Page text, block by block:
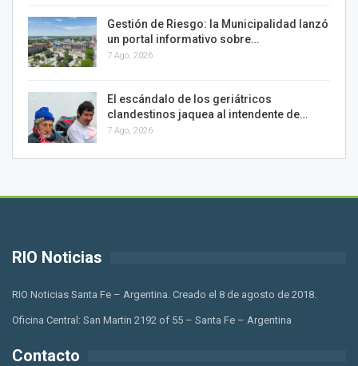
Gestión de Riesgo: la Municipalidad lanzó
un portal informativo sobre…
7 Ago, 2026
El escándalo de los geriátricos
clandestinos jaquea al intendente de…
7 Ago, 2026
RIO Noticias
RIO Noticias Santa Fe – Argentina. Creado el 8 de agosto de 2018.
Oficina Central: San Martin 2192 of 55 – Santa Fe – Argentina
Contacto